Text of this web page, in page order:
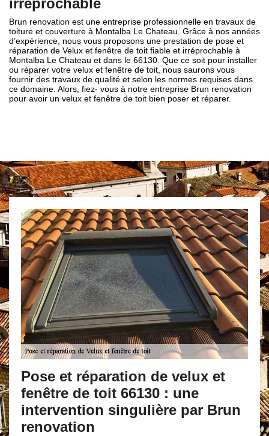
irréprochable
Brun renovation est une entreprise professionnelle en travaux de
toiture et couverture à Montalba Le Chateau. Grâce à nos années
d’expérience, nous vous proposons une prestation de pose et
réparation de Velux et fenêtre de toit fiable et irréprochable à
Montalba Le Chateau et dans le 66130. Que ce soit pour installer
ou réparer votre velux et fenêtre de toit, nous saurons vous
fournir des travaux de qualité et selon les normes requises dans
ce domaine. Alors, fiez- vous à notre entreprise Brun renovation
pour avoir un velux et fenêtre de toit bien poser et réparer.
et réparation de velux et
de toit 66130 : une
singulière par Brun
Des
travaux
velux et